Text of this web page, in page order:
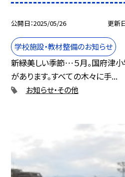
公開日 2025/05/26 更新
学校施設・教材整備のお知らせ
新緑美しい季節…５月。国府津
があります。すべての木々に手...
お知らせ・その他